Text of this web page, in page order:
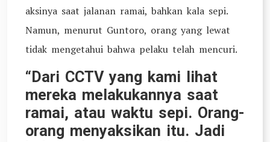
aksinya saat jalanan ramai, bahkan kala sepi.
Namun, menurut Guntoro, orang yang lewat
tidak mengetahui bahwa pelaku telah mencuri.
“Dari CCTV yang kami lihat
mereka melakukannya saat
ramai, atau waktu sepi. Orang-
orang menyaksikan itu. Jadi